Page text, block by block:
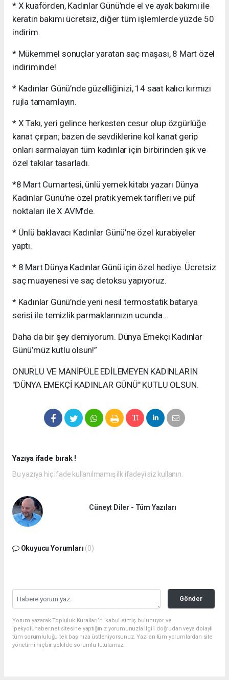
* X kuaförden, Kadınlar Günü’nde el ve ayak bakımı ile
keratin bakımı ücretsiz, diğer tüm işlemlerde yüzde 50
indirim.
* Mükemmel sonuçlar yaratan saç maşası, 8 Mart özel
indiriminde!
* Kadınlar Günü’nde güzelliğinizi, 14 saat kalıcı kırmızı
rujla tamamlayın.
* X Takı, yeri gelince herkesten cesur olup özgürlüğe
kanat çırpan; bazen de sevdiklerine kol kanat gerip
onları sarmalayan tüm kadınlar için birbirinden şık ve
özel takılar tasarladı.
*8 Mart Cumartesi, ünlü yemek kitabı yazarı Dünya
Kadınlar Günü’ne özel pratik yemek tarifleri ve püf
noktaları ile X AVM’de.
* Ünlü baklavacı Kadınlar Günü’ne özel kurabiyeler
yaptı.
* 8 Mart Dünya Kadınlar Günü için özel hediye. Ücretsiz
saç muayenesi ve saç detoksu yapıyoruz.
* Kadınlar Günü’nde yeni nesil termostatik batarya
serisi ile temizlik parmaklarınızın ucunda…
Daha da bir şey demiyorum. Dünya Emekçi Kadınlar
Günü’müz kutlu olsun!”
ONURLU VE MANİPÜLE EDİLEMEYEN KADINLARIN
"DÜNYA EMEKÇİ KADINLAR GÜNÜ" KUTLU OLSUN.
Yazıya ifade bırak !
Bu yazıya hiç ifade kullanılmamış ilk ifadeyi siz kullanın.
Cüneyt Diler - Tüm Yazıları
Okuyucu Yorumları (0)
Gönder
Yorum yazarak Topluluk Kuralları’nı kabul etmiş bulunuyor ve
ipekyoluhaber.net sitesine yaptığınız yorumunuzla ilgili doğrudan veya dolaylı
tüm sorumluluğu tek başınıza üstleniyorsunuz. Yazılan tüm yorumlardan site
yönetimi hiçbir şekilde sorumlu tutulamaz.